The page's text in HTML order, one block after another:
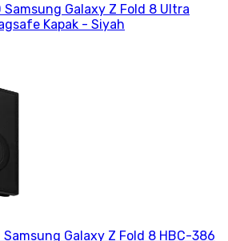
Samsung Galaxy Z Fold 8 Ultra
Kapak - Siyah
Samsung Galaxy Z Fold 8 HBC-386